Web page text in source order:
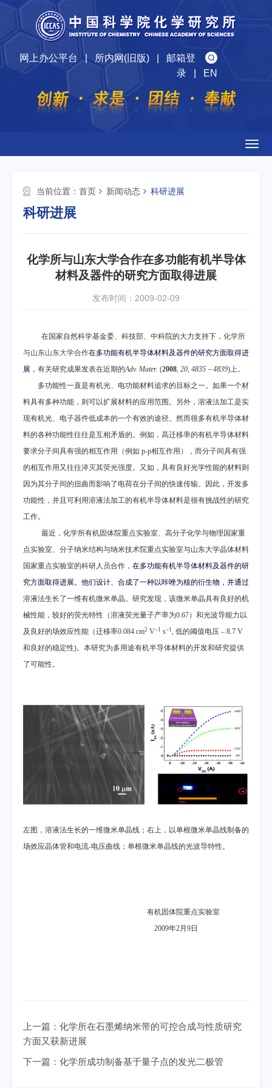
网上办公平台|所内网(旧版)| 邮箱登
录| EN
当前位置： 首页 新闻动态 科研进展
科研进展
化学所与山东大学合作在多功能有机半导体
材料及器件的研究方面取得进展
发布时间：2009-02-09
在国家自然科学基金委、科技部、中科院的大力支持下， 化学所
与山东山东大学合作在多功能有机半导体材料及器件的研究方面取得进
展 ，有关研究成果发表在近期的Adv. Mater. (2008, 20, 4835 －4839)上。
多功能性一直是有机光、电功能材料追求的目标之一。如果一个材
料具有多种功能，则可以扩展材料的应用范围。另外，溶液法加工是实
现有机光、电子器件低成本的一个有效的途径。然而很多有机半导体材
料的各种功能性往往是互相矛盾的。例如，高迁移率的有机半导体材料
要求分子间具有强的相互作用（例如 p-p相互作用），而分子间具有强
的相互作用又往往淬灭其荧光强度。又如，具有良好光学性能的材料则
因为其分子间的扭曲而影响了电荷在分子间的快速传输。因此，开发多
功能性，并且可利用溶液法加工的有机半导体材料是很有挑战性的研究
工作。
最近，化学所有机固体院重点实验室、高分子化学与物理国家重
点实验室、分子纳米结构与纳米技术院重点实验室与山东大学晶体材料
国家重点实验室的科研人员合作， 在多功能有机半导体材料及器件的研
究方面取得进展。他们设计、合成了一种以咔唑为核的衍生物，并通过
溶液法生长了一维有机微米单晶。研究发现，该微米单晶具有良好的机
械性能，较好的荧光特性（溶液荧光量子产率为0.67）和光波导能力以
及良好的场效应性能（迁移率0.084 cm2 V–1 s–1 , 低的阈值电压 – 8.7 V
和良好的稳定性)。本研究为多用途有机半导体材料的开发和研究提供
了可能性。
左图，溶液法生长的一维微米单晶线；右上，以单根微米单晶线制备的
场效应晶体管和电流-电压曲线；单根微米单晶线的光波导特性。
有机固体院重点实验室
2009年2月9日
上一篇： 化学所在石墨烯纳米带的可控合成与性质研究
方面又获新进展
下一篇： 化学所成功制备基于量子点的发光二极管